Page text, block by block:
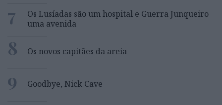
7
Os Lusíadas são um hospital e Guerra Junqueiro
uma avenida
8 Os novos capitães da areia
9 Goodbye, Nick Cave